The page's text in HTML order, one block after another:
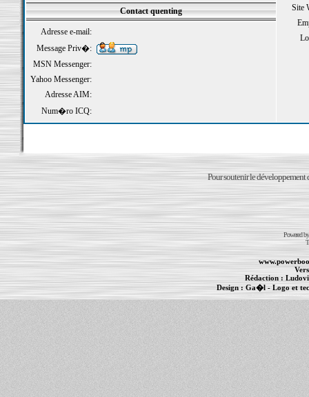
Site
Contact quenting
Adresse e-mail:
Message Priv�:
MSN Messenger:
Yahoo Messenger:
Adresse AIM:
Num�ro ICQ:
Pour soutenir le développement
Powered
Rédaction :
Design : Ga�l- Logo et
MacBook Pro -